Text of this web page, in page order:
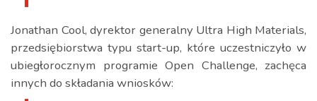
Jonathan Cool, dyrektor generalny Ultra High Materials,
przedsiębiorstwa typu start-up, które uczestniczyło w
ubiegłorocznym programie Open Challenge, zachęca
innych do składania wniosków: